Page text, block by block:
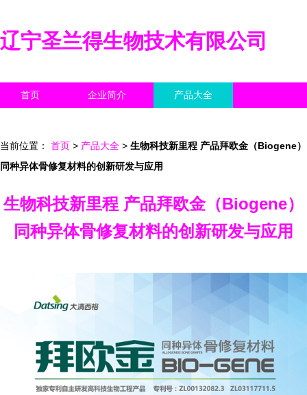
辽宁圣兰得生物技术有限公司
首页 企业简介 产品大全
当前位置： 首页 > 产品大全 > 生物科技新里程 产品拜欧金（Biogene）
同种异体骨修复材料的创新研发与应用
生物科技新里程 产品拜欧金（Biogene）
同种异体骨修复材料的创新研发与应用